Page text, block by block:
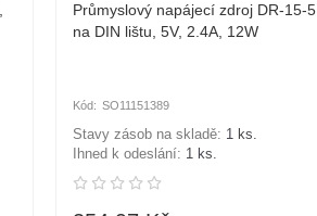
Průmyslový napájecí zdroj DR-15-5
na DIN lištu, 5V, 2.4A, 12W
SO11151389
Stavy zásob na skladě: 1 ks.
Ihned k odeslání: 1 ks.